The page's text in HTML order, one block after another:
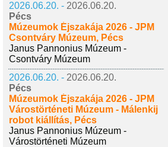
2026.06.20. - 2026.06.20.
Pécs
Múzeumok Éjszakája 2026 - JPM
Csontváry Múzeum, Pécs
Janus Pannonius Múzeum -
Csontváry Múzeum
2026.06.20. - 2026.06.20.
Pécs
Múzeumok Éjszakája 2026 - JPM
Várostörténeti Múzeum - Málenkij
robot kiállítás, Pécs
Janus Pannonius Múzeum -
Várostörténeti Múzeum